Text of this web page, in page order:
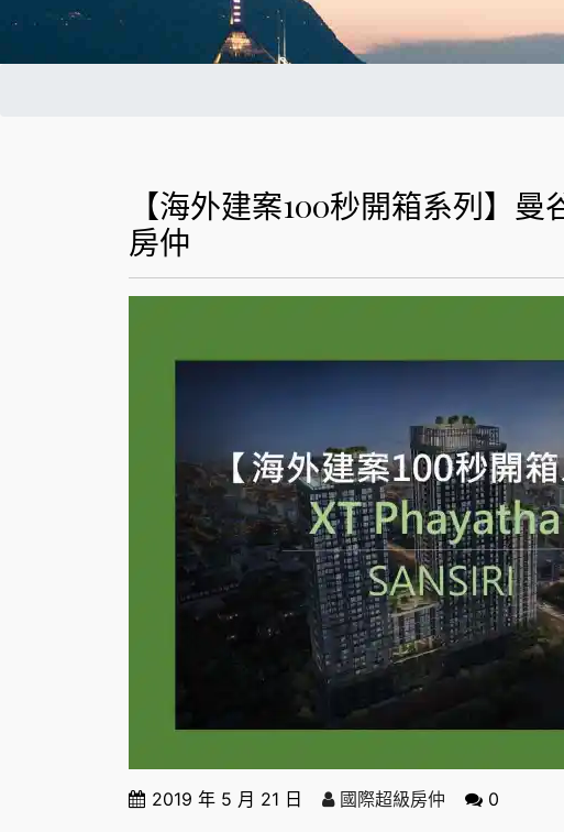
【海外建案100秒開箱系列】
房仲
2019 年 5 月 21 日 國際超級房仲 0